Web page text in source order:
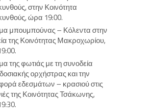
στην Κοινότητα
ώρα 19:00.
μπουμπούνας – Κόλεντα στην
της Κοινότητας Μακροχωρίου,
της φωτιάς με τη συνοδεία
ορχήστρας και την
εδεσμάτων – κρασιού στις
της Κοινότητας Τσάκωνης,